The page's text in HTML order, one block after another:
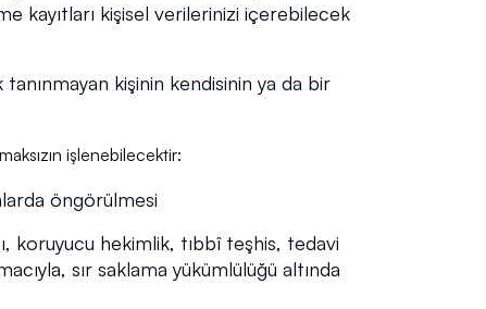
kayıtları kişisel verilerinizi içerebilecek
tanınmayan kişinin kendisinin ya da bir
işlenebilecektir:
öngörülmesi
koruyucu hekimlik, tıbbî teşhis, tedavi
sır saklama yükümlülüğü altında